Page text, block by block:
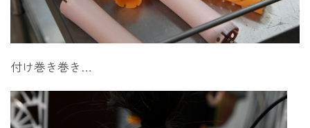
付け巻き巻き…